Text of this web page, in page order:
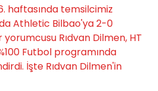
haftasında temsilcimiz
Athletic Bilbao'ya 2-0
Rıdvan Dilmen, HT
Futbol programında
İşte Rıdvan Dilmen'in